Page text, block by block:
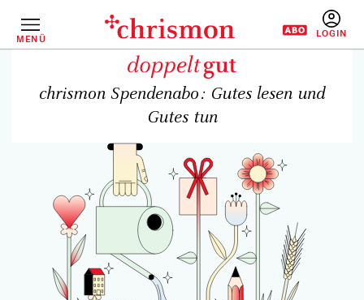
InhaltMENÜ
chrismon Spendenabo: Gutes lesen und
Gutes tun